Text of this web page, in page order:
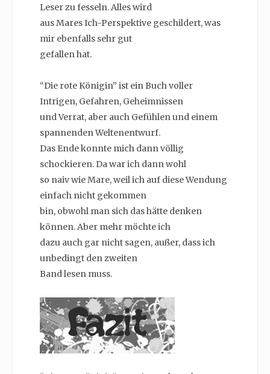
Leser zu fesseln. Alles wird
aus Mares Ich-Perspektive geschildert, was
mir ebenfalls sehr gut
gefallen hat.
“Die rote Königin” ist ein Buch voller
Intrigen, Gefahren, Geheimnissen
und Verrat, aber auch Gefühlen und einem
spannenden Weltenentwurf.
Das Ende konnte mich dann völlig
schockieren. Da war ich dann wohl
so naiv wie Mare, weil ich auf diese Wendung
einfach nicht gekommen
bin, obwohl man sich das hätte denken
können. Aber mehr möchte ich
dazu auch gar nicht sagen, außer, dass ich
unbedingt den zweiten
Band lesen muss.